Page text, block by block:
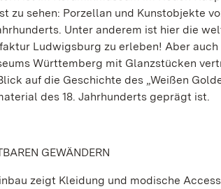
zu sehen: Porzellan und Kunstobjekte
Unter anderem ist hier die
Ludwigsburg zu erleben! Aber
Württemberg mit Glanzstücken
auf die Geschichte des „Weißen
des 18. Jahrhunderts geprägt ist.
GEWÄNDERN
zeigt Kleidung und modische